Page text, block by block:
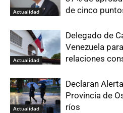
Actualidad
de cinco
Actualidad
Delegado de
Venezuela
relaciones
Actualidad
Declaran
Provincia de
ríos